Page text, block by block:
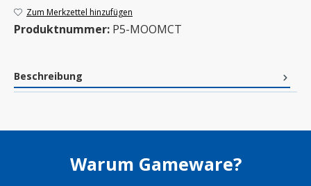
Zum Merkzettel hinzufügen
Produktnummer: P5-MOOMCT
Beschreibung
Warum Gameware?